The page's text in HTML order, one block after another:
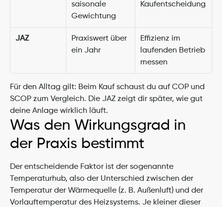
saisonale
Gewichtung
Kaufentscheidung
JAZ
Praxiswert über
ein Jahr
Effizienz im
laufenden Betrieb
messen
Für den Alltag gilt: Beim Kauf schaust du auf COP und
SCOP zum Vergleich. Die JAZ zeigt dir später, wie gut
deine Anlage wirklich läuft.
Was den Wirkungsgrad in
der Praxis bestimmt
Der entscheidende Faktor ist der sogenannte
Temperaturhub, also der Unterschied zwischen der
Temperatur der Wärmequelle (z. B. Außenluft) und der
Vorlauftemperatur des Heizsystems. Je kleiner dieser